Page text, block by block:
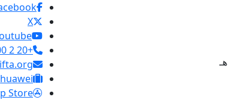
X
+20 2 25970400
huawei
Store